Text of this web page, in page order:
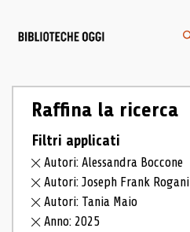
Raffina la ricerca
Filtri applicati
Autori: Alessandra Boccone
Autori: Joseph Frank Rogani
Autori: Tania Maio
Anno: 2025